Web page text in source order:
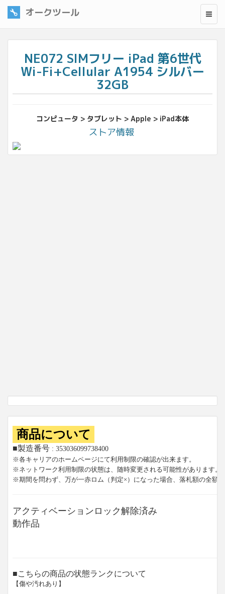
オークツール
NE072 SIMフリー iPad 第6世代
Wi-Fi+Cellular A1954 シルバー
32GB
コンピュータ > タブレット > Apple > iPad本体
ストア情報
商品について
■製造番号 : 353036099738400
※各キャリアのホームページにて利用制限の確認が出来ます。
※ネットワーク利用制限の状態は、随時変更される可能性があります。
※期間を問わず、万が一赤ロム（判定×）になった場合、落札額の全額
アクティベーションロック解除済み
動作品
■こちらの商品の状態ランクについて
【傷や汚れあり】